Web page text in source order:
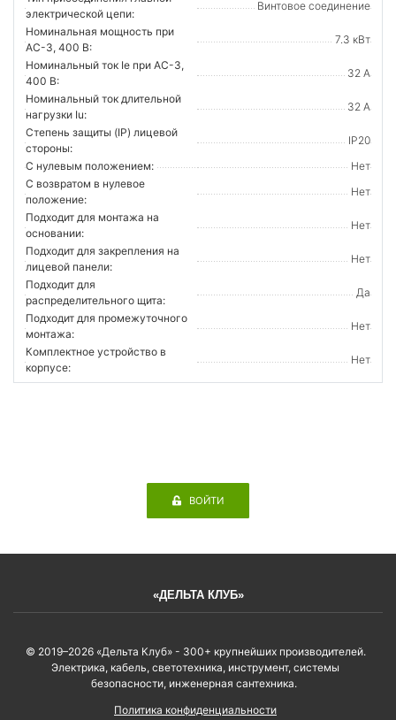
электрической цепи:
Винтовое соединение
Номинальная мощность при
AC-3, 400 В:
7.3 кВт
Номинальный ток Ie при AC-3,
400 В:
32 А
Номинальный ток длительной
нагрузки Iu:
32 А
Степень защиты (IP) лицевой
стороны:
IP20
С нулевым положением:
Нет
С возвратом в нулевое
положение:
Нет
Подходит для монтажа на
основании:
Нет
Подходит для закрепления на
лицевой панели:
Нет
Подходит для
распределительного щита:
Да
Подходит для промежуточного
монтажа:
Нет
Комплектное устройство в
корпусе:
Нет
ВОЙТИ
«ДЕЛЬТА КЛУБ»
© 2019–2026 «Дельта Клуб» - 300+ крупнейших производителей.
Электрика, кабель, светотехника, инструмент, системы
безопасности, инженерная сантехника.
Политика конфиденциальности